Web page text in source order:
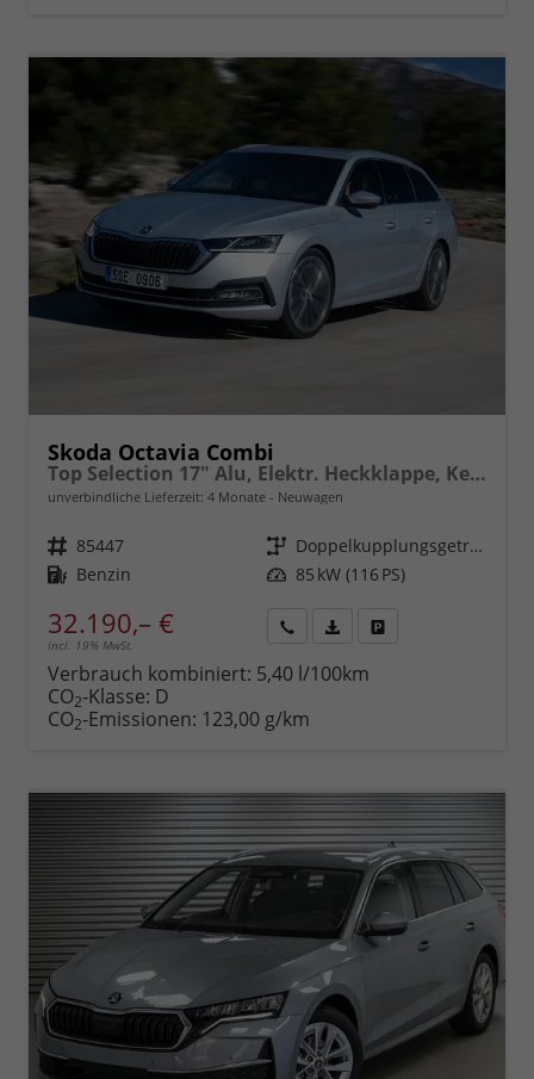
Skoda Octavia Combi
Top Selection 17" Alu, Elektr. Heckklappe, Kessy+Alarm, Beheizte Frontscheibe, Winterpaket, SunSet, Climatronic, LED-Scheinwerfer, Parksensoren vorn/hinten, Rückfahrkamera, Radio 10" + Wireless Smartlink, ACC uvm.
unverbindliche Lieferzeit: 4 Monate Neuwagen
Fahrzeugnr. 85447 Getriebe
Doppelkupplungsgetriebe (DSG)
Kraftstoff Benzin Leistung 85 kW (116 PS)
32.190,– €
incl. 19% MwSt.
anfordern
Datei,
Verbrauch kombiniert: 5,40 l/100km
CO2-Klasse: D
CO2-Emissionen: 123,00 g/km